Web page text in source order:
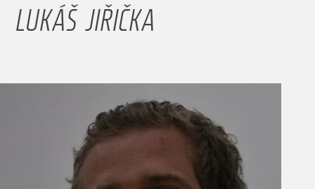
LUKÁŠ JIŘIČKA